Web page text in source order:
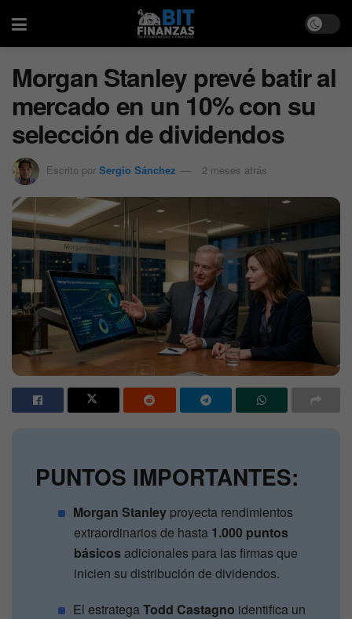
Morgan Stanley prevé batir al
mercado en un 10% con su
selección de dividendos
Escrito por Sergio Sánchez 2 meses atrás
PUNTOS IMPORTANTES:
Morgan Stanley proyecta rendimientos
extraordinarios de hasta 1.000 puntos
básicos adicionales para las firmas que
inicien su distribución de dividendos.
El estrategaTodd Castagno identifica un